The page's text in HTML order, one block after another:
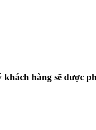
hàng sẽ được